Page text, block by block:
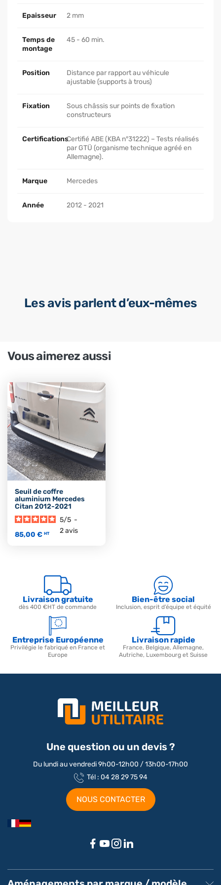
Epaisseur 2 mm
Temps de
montage
45 - 60 min.
Position
Distance par rapport au véhicule
ajustable (supports à trous)
Fixation
Sous châssis sur points de fixation
constructeurs
CertificationsCertifié ABE (KBA n°31222) – Tests réalisés
par GTÜ (organisme technique agréé en
Allemagne).
Marque Mercedes
Année 2012 - 2021
Les avis parlent d’eux-mêmes
Vous aimerez aussi
Seuil de coffre
aluminium Mercedes
Citan 2012-2021
5/5 -
2avis
85,00 € HT
Livraison gratuite
dès 400 €HT de commande
Bien-être social
Inclusion, esprit d’équipe et équité
Entreprise Européenne
Privilégie le fabriqué en France et
Europe
Livraison rapide
France, Belgique, Allemagne,
Autriche, Luxembourg et Suisse
Une question ou un devis ?
Du lundi au vendredi 9h00-12h00 / 13h00-17h00
Tél : 04 28 29 75 94
NOUS CONTACTER